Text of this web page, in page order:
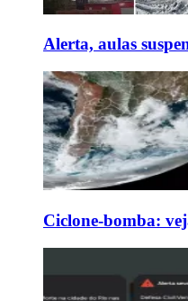
Alerta, aulas
Ciclone-bomba: